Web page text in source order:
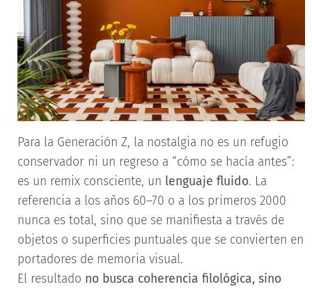
Para la Generación Z, la nostalgia no es un refugio
conservador ni un regreso a “cómo se hacía antes”:
es un remix consciente, un lenguaje fluido. La
referencia a los años 60–70 o a los primeros 2000
nunca es total, sino que se manifiesta a través de
objetos o superficies puntuales que se convierten en
portadores de memoria visual.
El resultado no busca coherencia filológica, sino